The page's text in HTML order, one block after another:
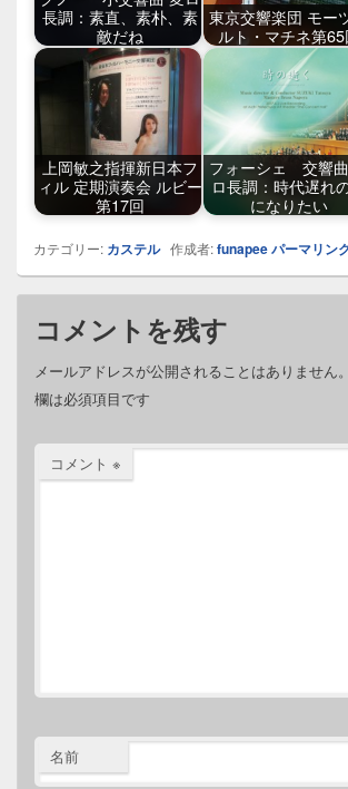
長調：素直、素朴、素
敵だね
東京交響楽団 モー
ルト・マチネ第65
上岡敏之指揮新日本フ
ィル 定期演奏会 ルビー
第17回
フォーシェ 交響
ロ長調：時代遅れ
になりたい
カテゴリー: カステル作成者:funapeeパーマリン
コメントを残す
メールアドレスが公開されることはありません。
欄は必須項目です
コメント ※
名前